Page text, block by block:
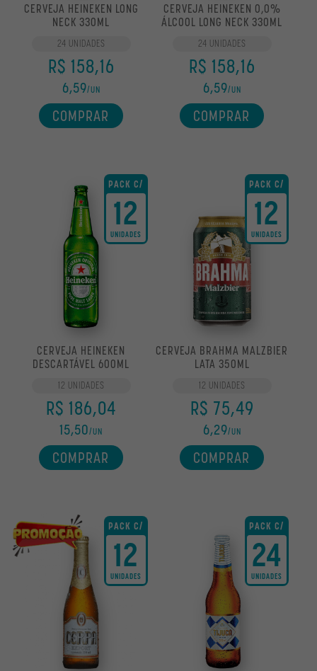
COM ÁLCOOL
SEM ÁLCOOL
MALZBIER
NORMAL
SEM GLÚTEN
CERVEJA HEINEKEN LONG
NECK 330ML
24 UNIDADES
R$ 158,16
6,59/UN
COMPRAR
CERVEJA HEINEKEN 0,0%
ÁLCOOL LONG NECK 330ML
24 UNIDADES
R$ 158,16
6,59/UN
COMPRAR
PACK C/
12
UNIDADES
CERVEJA HEINEKEN
DESCARTÁVEL 600ML
12 UNIDADES
R$ 186,04
15,50/UN
COMPRAR
PACK C/
12
UNIDADES
CERVEJA BRAHMA MALZBIER
LATA 350ML
12 UNIDADES
R$ 75,49
6,29/UN
COMPRAR
PACK C/
12
UNIDADES
PACK C/
24
UNIDADES